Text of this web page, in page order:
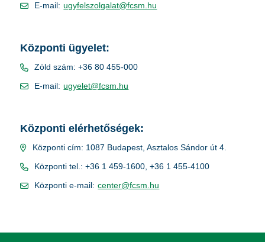
E-mail: ugyfelszolgalat@fcsm.hu
Központi ügyelet:
Zöld szám: +36 80 455-000
E-mail: ugyelet@fcsm.hu
Központi elérhetőségek:
Központi cím: 1087 Budapest, Asztalos Sándor út 4.
Központi tel.: +36 1 459-1600, +36 1 455-4100
Központi e-mail: center@fcsm.hu